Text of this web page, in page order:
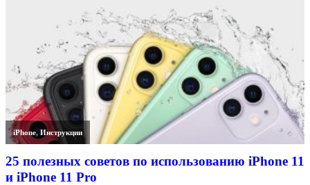
iPhone,Инструкции
25 полезных советов по использованию iPhone 11
и iPhone 11 Pro